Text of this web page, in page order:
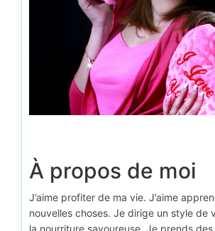
À propos de moi
J’aime profiter de ma vie. J’aime
nouvelles choses. Je dirige un style de
la nourriture savoureuse. Je prends